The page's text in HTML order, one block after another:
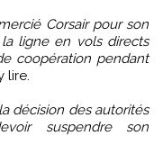
Corsair pour son
ligne en vols directs
coopération pendant
lire.
décision des autorités
suspendre son